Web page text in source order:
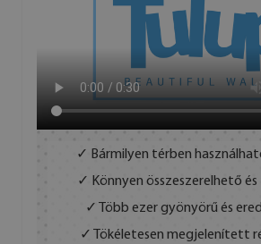
✓ Bármilyen térben
✓ Könnyen összeszerelhető
✓ Több ezer gyönyörű és
✓ Tökéletesen megjelenített